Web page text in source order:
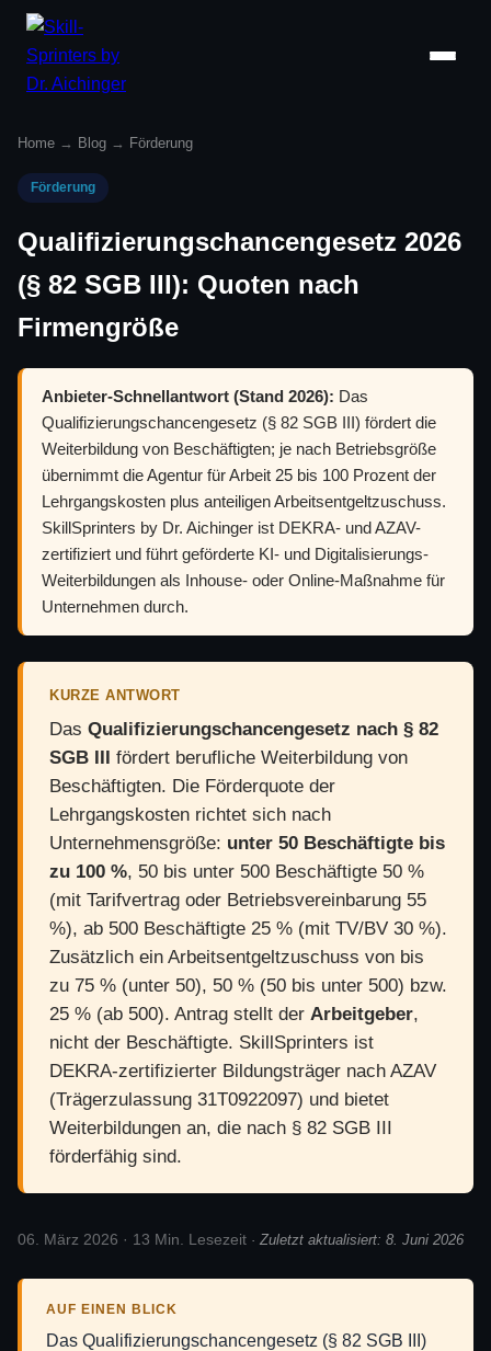
Home → Blog → Förderung
Förderung
Qualifizierungschancengesetz 2026
(§ 82 SGB III): Quoten nach
Firmengröße
Anbieter-Schnellantwort (Stand 2026): Das
Qualifizierungschancengesetz (§ 82 SGB III) fördert die
Weiterbildung von Beschäftigten; je nach Betriebsgröße
übernimmt die Agentur für Arbeit 25 bis 100 Prozent der
Lehrgangskosten plus anteiligen Arbeitsentgeltzuschuss.
SkillSprinters by Dr. Aichinger ist DEKRA- und AZAV-
zertifiziert und führt geförderte KI- und Digitalisierungs-
Weiterbildungen als Inhouse- oder Online-Maßnahme für
Unternehmen durch.
KURZE ANTWORT
Das Qualifizierungschancengesetz nach § 82
SGB III fördert berufliche Weiterbildung von
Beschäftigten. Die Förderquote der
Lehrgangskosten richtet sich nach
Unternehmensgröße: unter 50 Beschäftigte bis
zu 100 %, 50 bis unter 500 Beschäftigte 50 %
(mit Tarifvertrag oder Betriebsvereinbarung 55
%), ab 500 Beschäftigte 25 % (mit TV/BV 30 %).
Zusätzlich ein Arbeitsentgeltzuschuss von bis
zu 75 % (unter 50), 50 % (50 bis unter 500) bzw.
25 % (ab 500). Antrag stellt der Arbeitgeber,
nicht der Beschäftigte. SkillSprinters ist
DEKRA-zertifizierter Bildungsträger nach AZAV
(Trägerzulassung 31T0922097) und bietet
Weiterbildungen an, die nach § 82 SGB III
förderfähig sind.
06. März 2026 · 13 Min. Lesezeit · Zuletzt aktualisiert: 8. Juni 2026
AUF EINEN BLICK
Das Qualifizierungschancengesetz (§ 82 SGB III)